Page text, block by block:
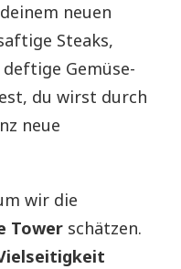
neuen
Steaks,
Gemüse-
du wirst durch
neue
wir die
Tower schätzen.